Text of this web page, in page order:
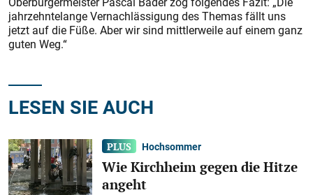
jahrzehntelange Vernachlässigung des Themas fällt uns
jetzt auf die Füße. Aber wir sind mittlerweile auf einem ganz
guten Weg.“
LESEN SIE AUCH
Hochsommer
Wie Kirchheim gegen die Hitze
angeht